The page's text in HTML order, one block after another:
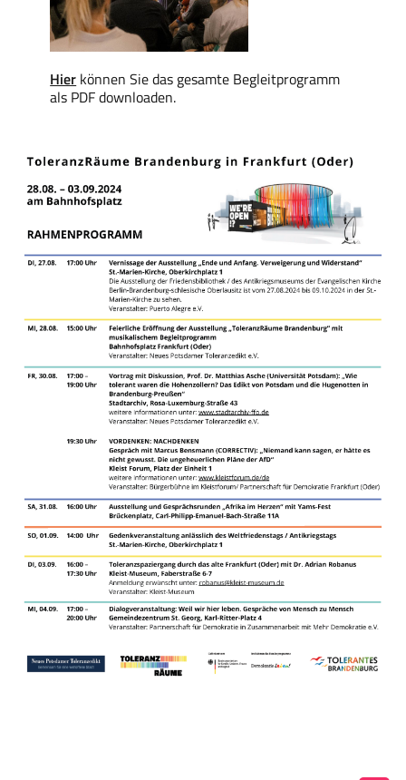
Hier können Sie das gesamte Begleitprogramm
als PDF downloaden.